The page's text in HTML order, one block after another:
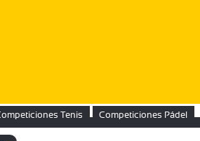
Tenis Competiciones Pádel